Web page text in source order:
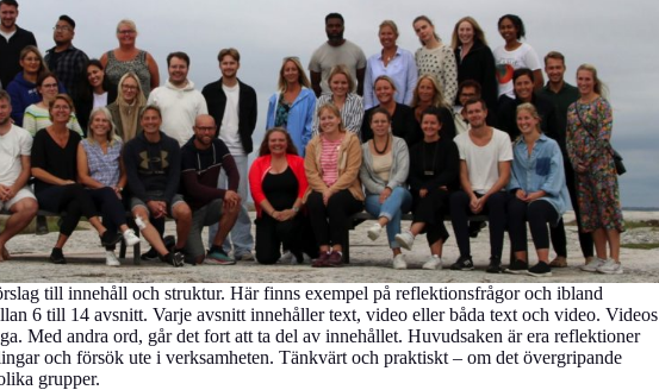
till innehåll och struktur. Här finns exempel på reflektionsfrågor och ibland
6 till 14 avsnitt. Varje avsnitt innehåller text, video eller båda text och video. Videos
Med andra ord, går det fort att ta del av innehållet. Huvudsaken är era reflektioner
och försök ute i verksamheten. Tänkvärt och praktiskt – om det övergripande
grupper.